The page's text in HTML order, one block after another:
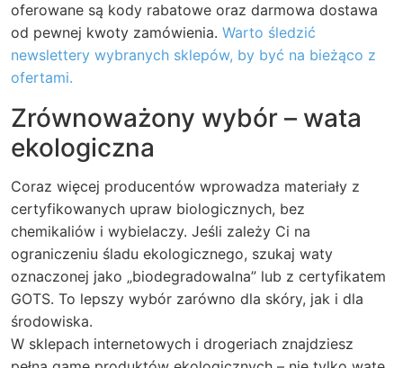
oferowane są kody rabatowe oraz darmowa dostawa
od pewnej kwoty zamówienia. Warto śledzić
newslettery wybranych sklepów, by być na bieżąco z
ofertami.
Zrównoważony wybór – wata
ekologiczna
Coraz więcej producentów wprowadza materiały z
certyfikowanych upraw biologicznych, bez
chemikaliów i wybielaczy. Jeśli zależy Ci na
ograniczeniu śladu ekologicznego, szukaj waty
oznaczonej jako „biodegradowalna” lub z certyfikatem
GOTS. To lepszy wybór zarówno dla skóry, jak i dla
środowiska.
W sklepach internetowych i drogeriach znajdziesz